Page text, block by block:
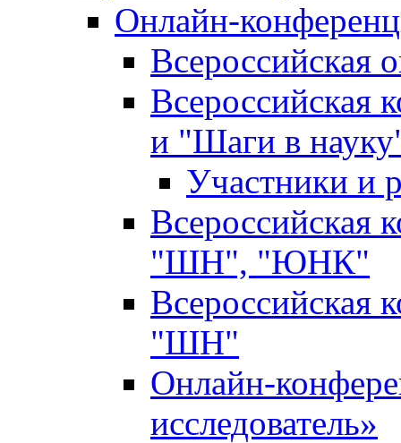
Онлайн-
Всероссийская
и "Шаги в
Участники и
"ШН", "ЮНК"
"ШН"
Онлайн-
исследователь»